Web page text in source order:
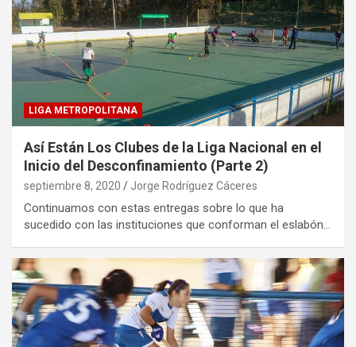
LIGA METROPOLITANA
Así Están Los Clubes de la Liga Nacional en el
Inicio del Desconfinamiento (Parte 2)
septiembre 8, 2020 Jorge Rodríguez Cáceres
Continuamos con estas entregas sobre lo que ha
sucedido con las instituciones que conforman el eslabón…